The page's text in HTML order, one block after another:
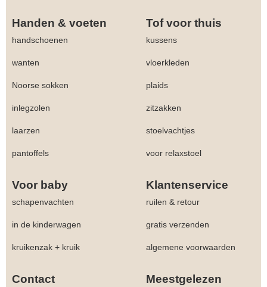
Handen & voeten Tof voor thuis
handschoenen kussens
wanten vloerkleden
Noorse sokken plaids
inlegzolen zitzakken
laarzen stoelvachtjes
pantoffels voor relaxstoel
Voor baby Klantenservice
schapenvachten ruilen & retour
in de kinderwagen gratis verzenden
kruikenzak + kruik algemene voorwaarden
Contact Meestgelezen